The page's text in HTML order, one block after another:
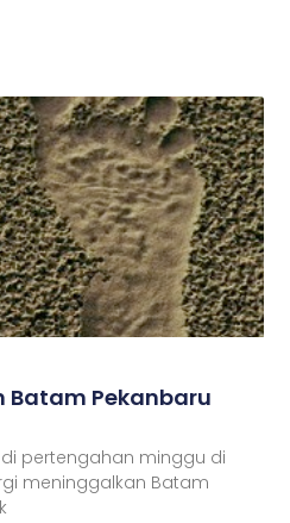
Pekanbaru
di pertengahan minggu di
meninggalkan Batam